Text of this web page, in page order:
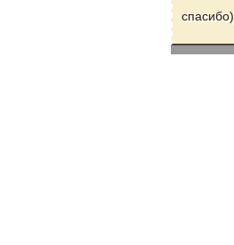
спасибо)